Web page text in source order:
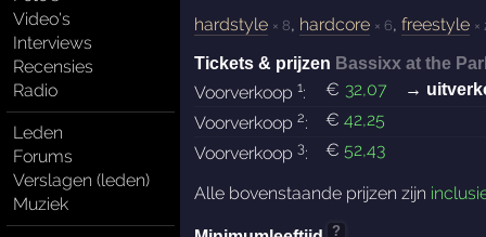
Video's
Interviews
Recensies
Radio
Leden
Forums
Verslagen (leden)
Muziek
hardstyle × 8, hardcore × 6, freestyle ×
Tickets & prijzen Bassixx at the
Voorverkoop 1: € 32,07 →
Voorverkoop 2: € 42,25
Voorverkoop 3: € 52,43
Alle bovenstaande prijzen zijn
?